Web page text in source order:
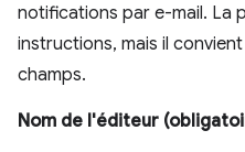
notifications par e-mail. La
instructions, mais il
champs.
Nom de l'éditeur